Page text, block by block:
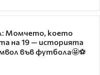
Момчето, което
на 19 — историята
във футбола🤩⚽